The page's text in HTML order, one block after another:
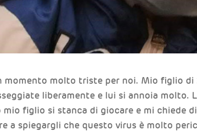
momento molto triste per noi. Mio figlio di
liberamente e lui si annoia molto.
mio figlio si stanca di giocare e mi chiede
a spiegargli che questo virus è molto